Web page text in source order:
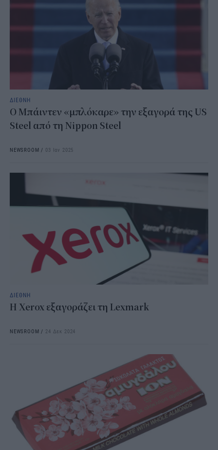
ΔΙΕΘΝΗ
O Μπάιντεν «μπλόκαρε» την εξαγορά της US
Steel από τη Nippon Steel
NEWSROOM / 03 Ιαν 2025
ΔΙΕΘΝΗ
Η Xerox εξαγοράζει τη Lexmark
NEWSROOM / 24 Δεκ 2024